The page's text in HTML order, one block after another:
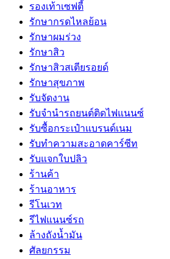
รองเท้าเซฟตี้
รักษากรดไหลย้อน
รักษาผมร่วง
รักษาสิว
รักษาสิวสเตียรอยด์
รักษาสุขภาพ
รับจัดงาน
รับจํานํารถยนต์ติดไฟแนนซ์
รับซื้อกระเป๋าแบรนด์เนม
รับทำความสะอาดคาร์ซีท
รับแจกใบปลิว
ร้านค้า
ร้านอาหาร
รีโนเวท
รีไฟแนนซ์รถ
ล้างถังน้ำมัน
ศัลยกรรม